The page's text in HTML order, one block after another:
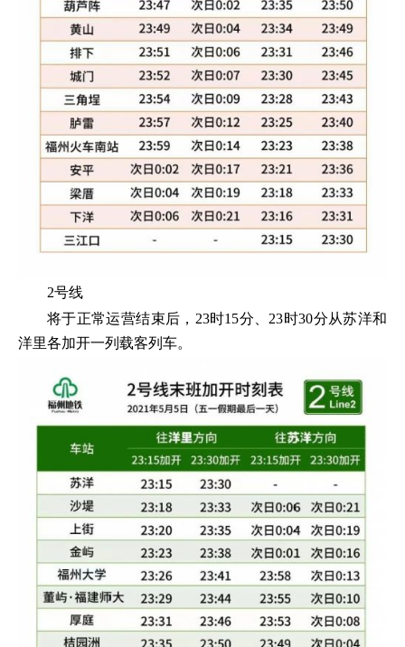
2号线
将于正常运营结束后，23时15分、23时30分从苏洋和
洋里各加开一列载客列车。